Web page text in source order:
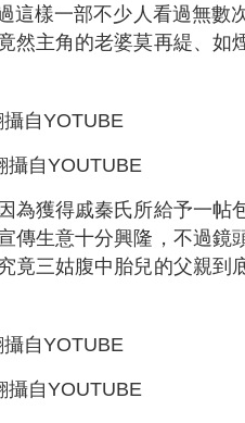
樣一部不少人看過無
主角的老婆莫再緹、如
攝自YOUTUBE
獲得戚秦氏所給予一
生意十分興隆，不過
三姑腹中胎兒的父親
攝自YOUTUBE